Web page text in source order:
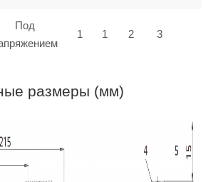
Под
1 1 2 3
размеры (мм)